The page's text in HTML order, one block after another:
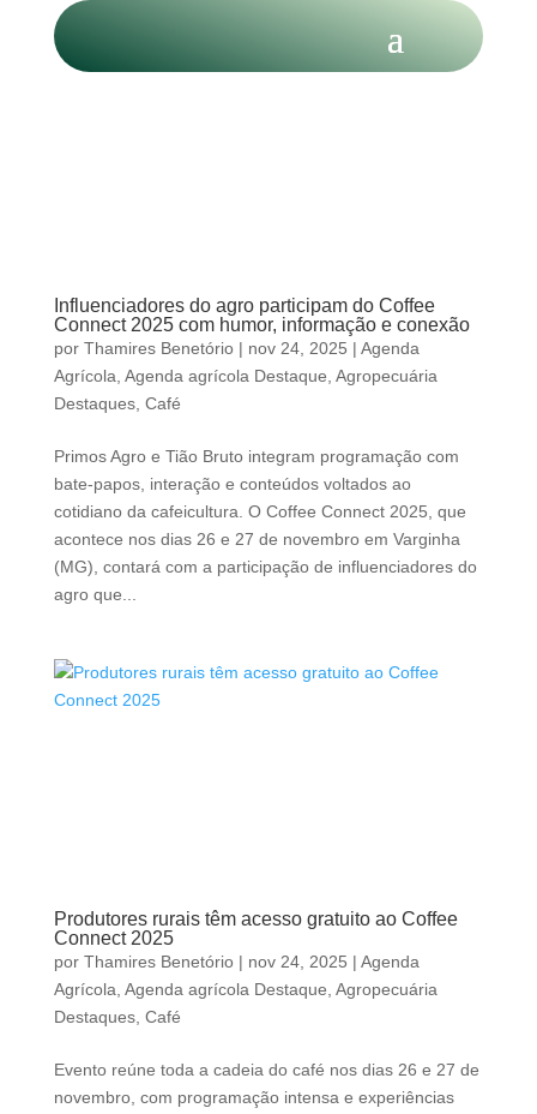
Influenciadores do agro participam do Coffee
Connect 2025 com humor, informação e conexão
por Thamires Benetório| nov 24, 2025 | Agenda
Agrícola Agenda agrícola Destaque Agropecuária
Destaques, Café
Primos Agro e Tião Bruto integram programação com
bate-papos, interação e conteúdos voltados ao
cotidiano da cafeicultura. O Coffee Connect 2025, que
acontece nos dias 26 e 27 de novembro em Varginha
(MG), contará com a participação de influenciadores do
agro que...
Produtores rurais têm acesso gratuito ao Coffee
Connect 2025
por Thamires Benetório| nov 24, 2025 | Agenda
Agrícola, Agenda agrícola Destaque, Agropecuária
Destaques, Café
Evento reúne toda a cadeia do café nos dias 26 e 27 de
novembro, com programação intensa e experiências